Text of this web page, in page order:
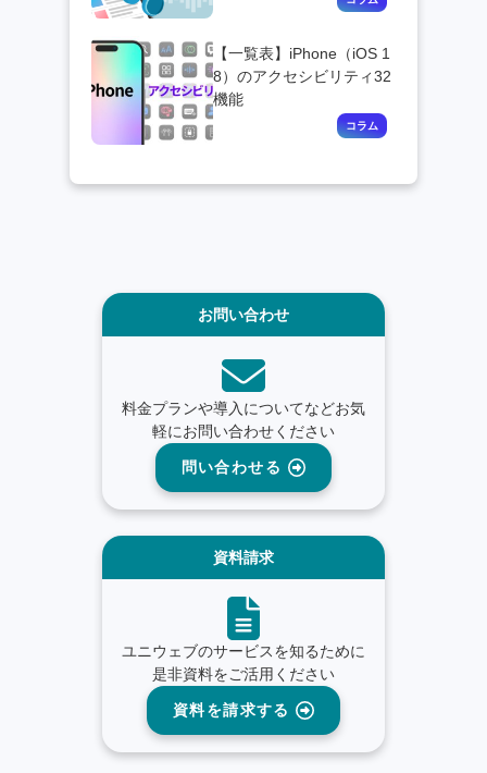
【一覧表】iPhone（iOS 1
8）のアクセシビリティ32
機能
お問い合わせ
料金プランや導入についてなどお気
軽にお問い合わせください
問い合わせる
資料請求
ユニウェブのサービスを知るために
是非資料をご活用ください
資料を請求する